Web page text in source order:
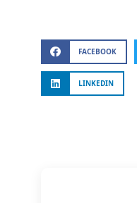
FACEBOOK
LINKEDIN